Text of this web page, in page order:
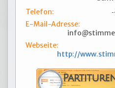
Telefon:
E-Mail-Adresse:
Webseite:
http://